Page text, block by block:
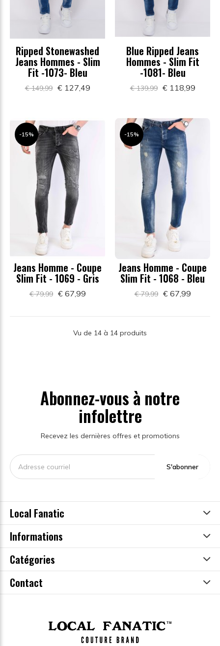
Ripped Stonewashed
Jeans Hommes - Slim
Fit -1073- Bleu
€ 149,99 € 127,49
Blue Ripped Jeans
Hommes - Slim Fit
-1081- Bleu
€ 139,99 € 118,99
-15%
Jeans Homme - Coupe
Slim Fit - 1069 - Gris
€ 79,99 € 67,99
-15%
Jeans Homme - Coupe
Slim Fit - 1068 - Bleu
€ 79,99 € 67,99
Vu de 14 à 14 produits
Abonnez-vous à notre
infolettre
Recevez les dernières offres et promotions
S'abonner
Local Fanatic
Informations
Catégories
Contact